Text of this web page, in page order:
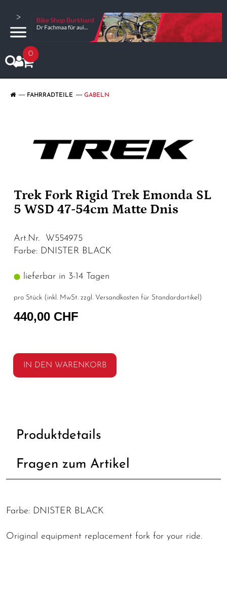
>
0
FAHRRADTEILE GABELN
Trek Fork Rigid Trek Emonda SL
5 WSD 47-54cm Matte Dnis
Art.Nr. W554975
Farbe: DNISTER BLACK
lieferbar in 3-14 Tagen
pro Stück (inkl. MwSt. zzgl. Versandkosten für Standardartikel )
440,00 CHF
IN DEN WARENKORB
Produktdetails
Fragen zum Artikel
Farbe: DNISTER BLACK
Original equipment replacement fork for your ride.